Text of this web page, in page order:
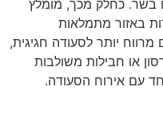
בשר. כחלק מכך, מומלץ
באזור מתמלאות
יותר לסעודה חגיגית,
או חבילות משולבות
עם אירוח הסעודה.